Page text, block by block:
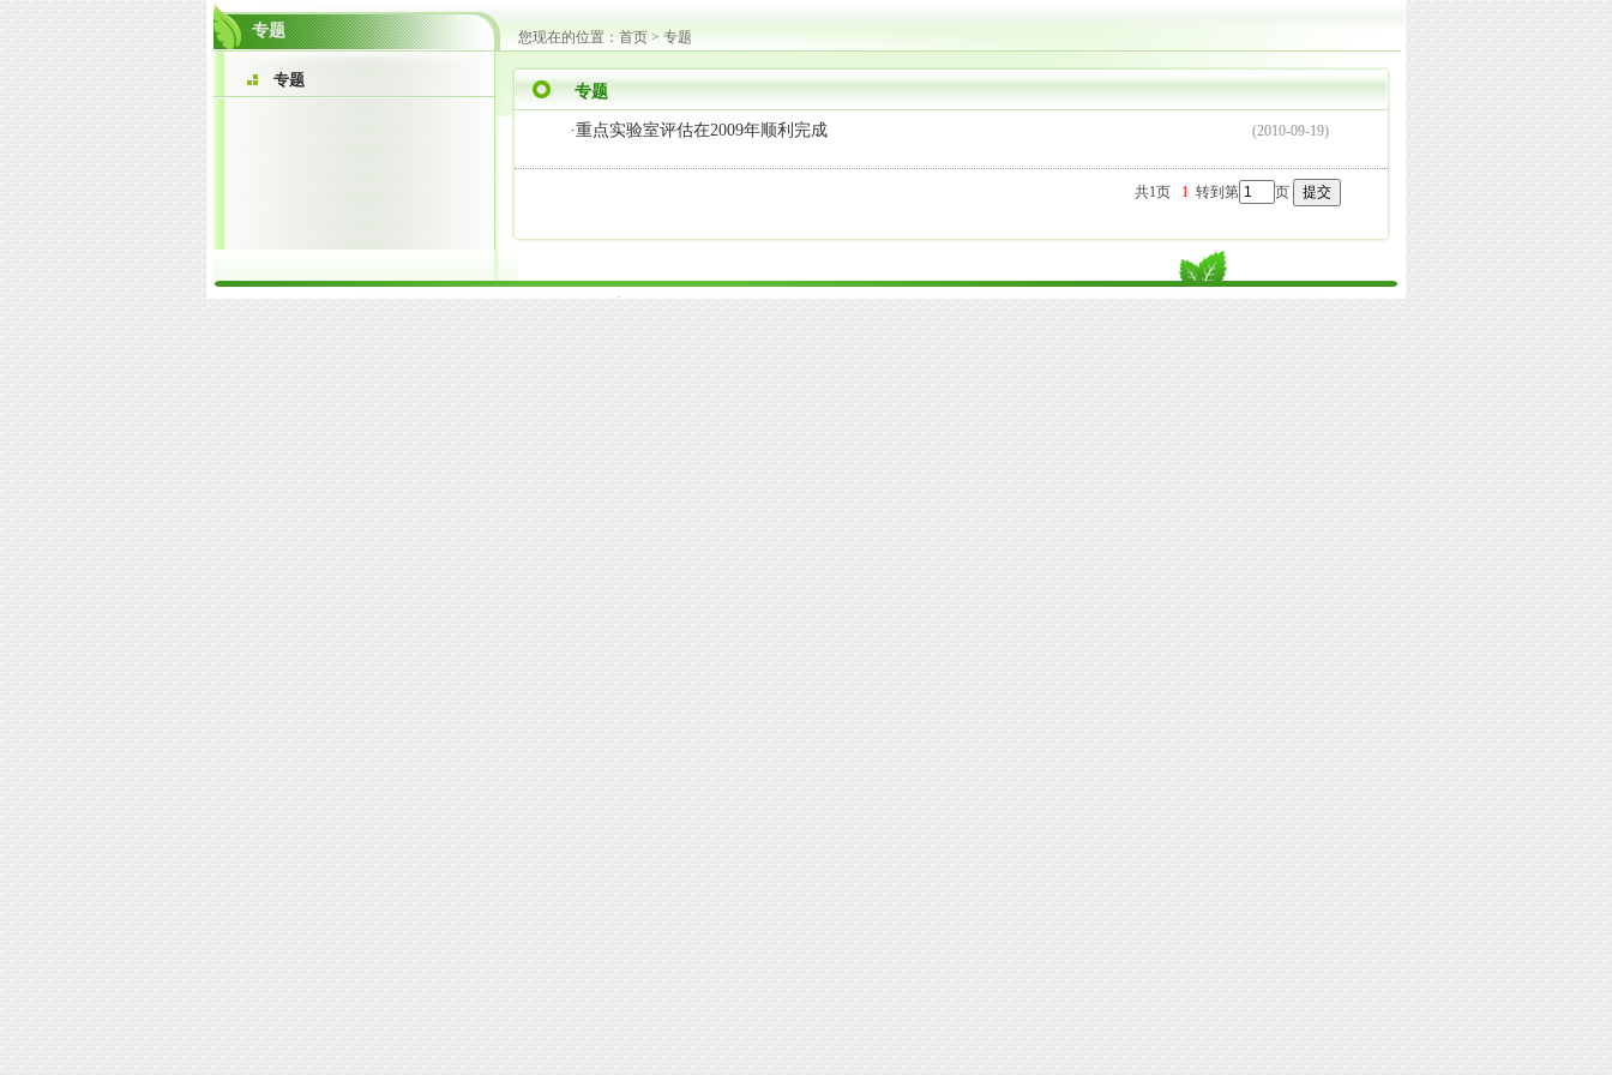
专题
专题
您现在的位置： 首页 > 专题
专题
·重点实验室评估在2009年顺利完成 (2010-09-19)
共1页 1 转到第 页